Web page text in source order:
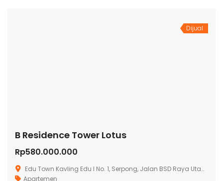
Dijual
B Residence Tower Lotus
Rp580.000.000
Edu Town Kavling Edu I No. 1, Serpong, Jalan BSD Raya Utama, Pagedangan, Tangerang, Banten 15339, Indonesia
Apartemen